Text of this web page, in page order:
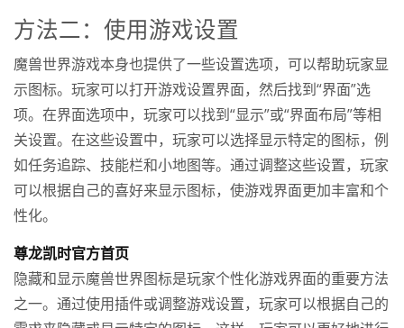
方法二：使用游戏设置
魔兽世界游戏本身也提供了一些设置选项，可以帮助玩家显
示图标。玩家可以打开游戏设置界面，然后找到“界面”选
项。在界面选项中，玩家可以找到“显示”或“界面布局”等相
关设置。在这些设置中，玩家可以选择显示特定的图标，例
如任务追踪、技能栏和小地图等。通过调整这些设置，玩家
可以根据自己的喜好来显示图标，使游戏界面更加丰富和个
性化。
尊龙凯时官方首页
隐藏和显示魔兽世界图标是玩家个性化游戏界面的重要方法
之一。通过使用插件或调整游戏设置，玩家可以根据自己的